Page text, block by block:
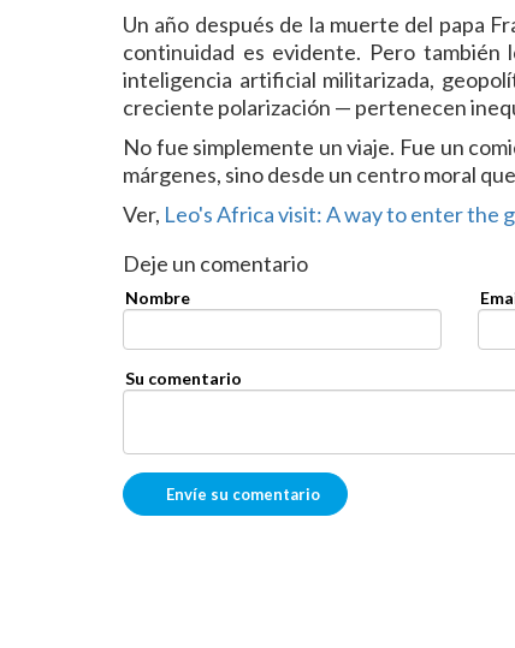
Un año después de la muerte del papa
continuidad es evidente. Pero también
inteligencia artificial militarizada,
creciente polarización — pertenecen
No fue simplemente un viaje. Fue un
márgenes, sino desde un centro moral
Ver, Leo's Africa visit: A way to enter the
Deje un comentario
Nombre
Su comentario